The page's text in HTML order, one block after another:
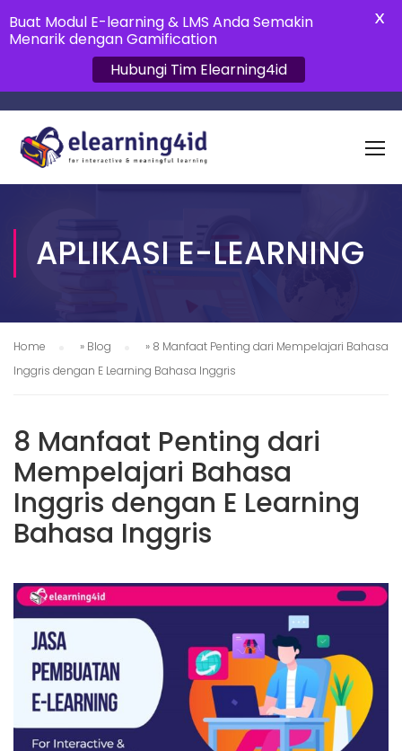
APLIKASI E-LEARNING
Home » Blog » 8 Manfaat Penting dari Mempelajari Bahasa
Inggris dengan E Learning Bahasa Inggris
8 Manfaat Penting dari
Mempelajari Bahasa
Inggris dengan E Learning
Bahasa Inggris
Buat Modul E-learning & LMS Anda Semakin
Menarik dengan Gamification
Hubungi Tim Elearning4id
X